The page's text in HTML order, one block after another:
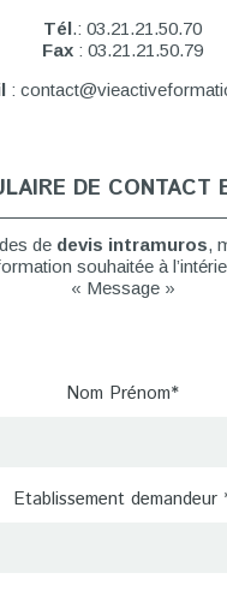
Tél.: 03.21.21.50.70
Fax : 03.21.21.50.79
:
DE CONTACT
de devis intramuros,
souhaitée à
« Message »
Nom Prénom*
Etablissement demandeur